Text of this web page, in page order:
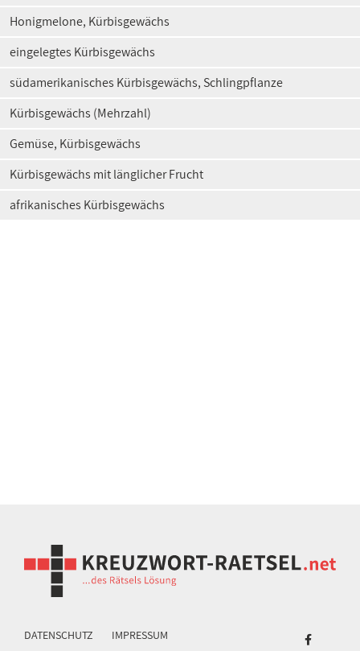
Honigmelone, Kürbisgewächs
eingelegtes Kürbisgewächs
südamerikanisches Kürbisgewächs, Schlingpflanze
Kürbisgewächs (Mehrzahl)
Gemüse, Kürbisgewächs
Kürbisgewächs mit länglicher Frucht
afrikanisches Kürbisgewächs
DATENSCHUTZ IMPRESSUM